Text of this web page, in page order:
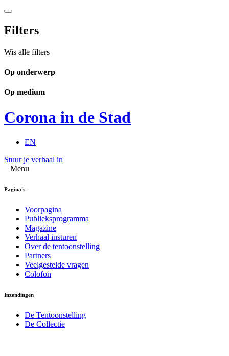
Filters
Wis alle filters
Op onderwerp
Op medium
Corona in de Stad
EN
Stuur je verhaal in
Menu
Pagina's
Voorpagina
Publieksprogramma
Magazine
Verhaal insturen
Over de tentoonstelling
Partners
Veelgestelde vragen
Colofon
Inzendingen
De Tentoonstelling
De Collectie